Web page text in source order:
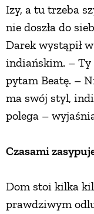
Izy, a tu trzeba
nie doszła do
Darek wystąpił
indiańskim. – Ty
pytam Beatę. –
ma swój styl,
polega –
Czasami
Dom stoi kilka
prawdziwym